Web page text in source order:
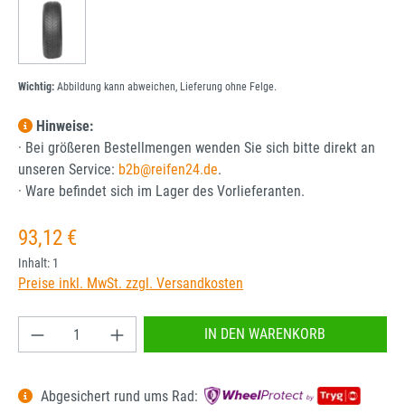
Wichtig: Abbildung kann abweichen, Lieferung ohne Felge.
Hinweise:
· Bei größeren Bestellmengen wenden Sie sich bitte direkt an
unseren Service: b2b@reifen24.de.
· Ware befindet sich im Lager des Vorlieferanten.
Regulärer Preis:
93,12 €
Inhalt: 1
Preise inkl. MwSt. zzgl. Versandkosten
Produkt Anzahl: Gib den gewünschten Wert
IN DEN WARENKORB
Abgesichert rund ums Rad: